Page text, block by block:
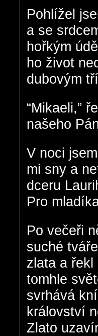
Pohlížel
a se
hořkým
ho život
dubovým
“Mikaeli,”
našeho
V noci
mi sny a
dceru
Pro
Po večeři
suché
zlata a řekl
tomhle
svrhává
království
Zlato